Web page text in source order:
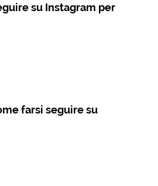
su Instagram per
farsi seguire su